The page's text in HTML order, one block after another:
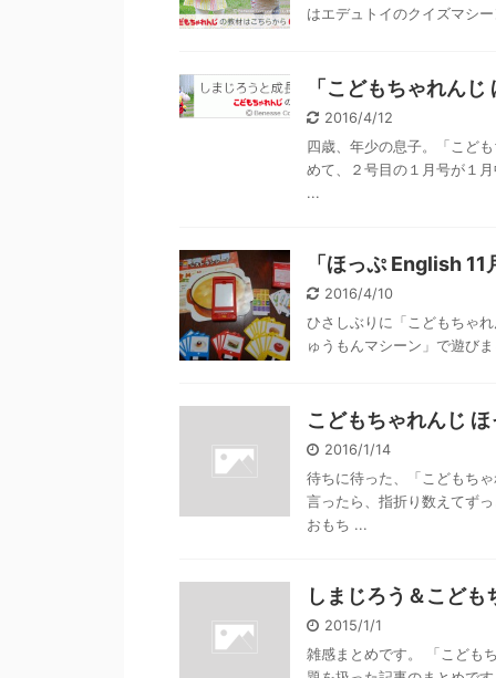
はエデュトイのクイズマシ
「こどもちゃれん
2016/4/12
四歳、年少の息子。「こど
めて、２号目の１月号が１
...
「ほっぷ English
2016/4/10
ひさしぶりに「こどもちゃ
ゅうもんマシーン」で遊びま
こどもちゃれんじ
2016/1/14
待ちに待った、「こどもち
言ったら、指折り数えてず
おもち ...
しまじろう＆こど
2015/1/1
雑感まとめです。 「こども